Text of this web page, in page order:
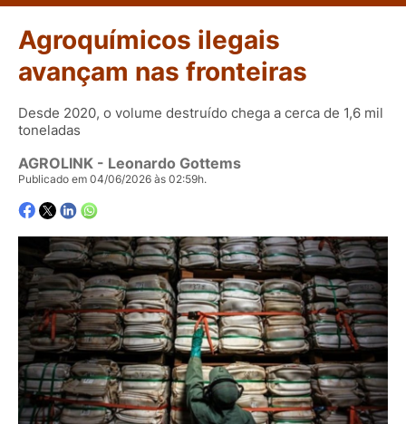
Agroquímicos ilegais
avançam nas fronteiras
Desde 2020, o volume destruído chega a cerca de 1,6 mil
toneladas
AGROLINK - Leonardo Gottems
Publicado em 04/06/2026 às 02:59h.